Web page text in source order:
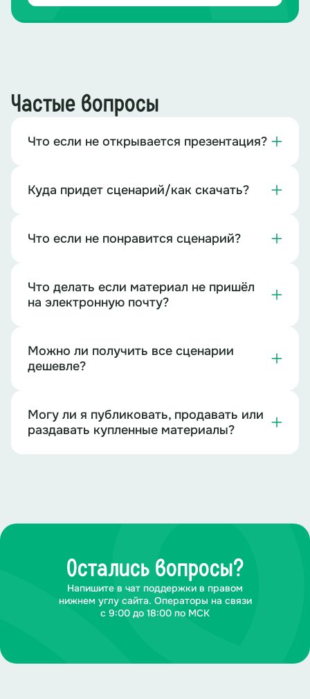
Частые вопросы
Что если не открывается презентация?
Куда придет сценарий/как скачать?
Что если не понравится сценарий?
Что делать если материал не пришёл
на электронную почту?
Можно ли получить все сценарии
дешевле?
Могу ли я публиковать, продавать или
раздавать купленные материалы?
Остались вопросы?
Напишите в чат поддержки в правом
нижнем углу сайта. Операторы на связи
с 9:00 до 18:00 по МСК